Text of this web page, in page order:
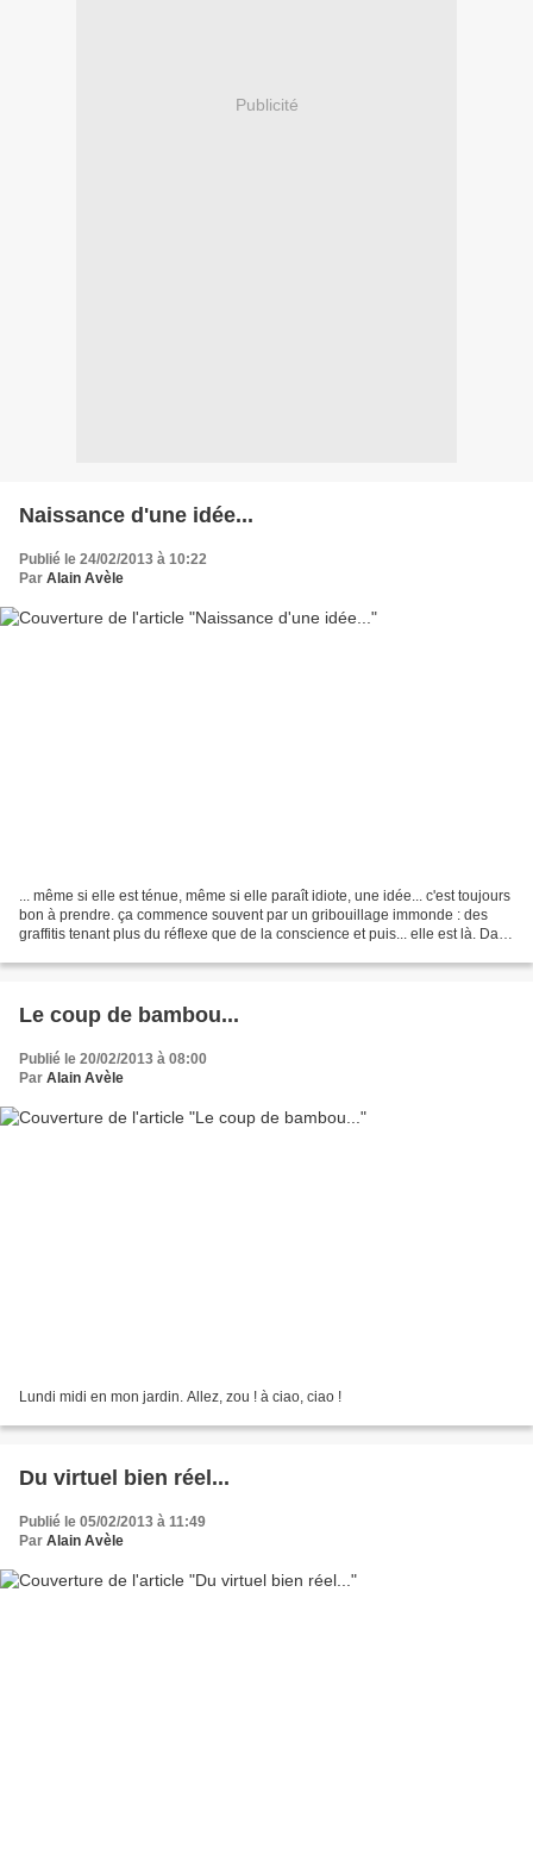
Publicité
Naissance d'une idée...
Publié le 24/02/2013 à 10:22
Par Alain Avèle
... même si elle est ténue, même si elle paraît idiote, une idée... c'est toujours
bon à prendre. ça commence souvent par un gribouillage immonde : des
graffitis tenant plus du réflexe que de la conscience et puis... elle est là. Dans
Le coup de bambou...
Publié le 20/02/2013 à 08:00
Par Alain Avèle
Lundi midi en mon jardin. Allez, zou ! à ciao, ciao !
Du virtuel bien réel...
Publié le 05/02/2013 à 11:49
Par Alain Avèle